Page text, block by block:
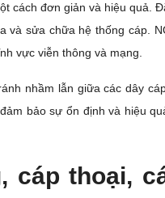
cách đơn giản và hiệu quả.
sửa chữa hệ thống cáp.
vực viễn thông và mạng.
nhầm lẫn giữa các dây
bảo sự ổn định và hiệu
cáp thoại,